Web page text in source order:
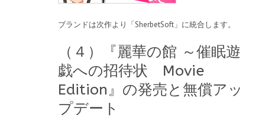
ブランドは次作より「SherbetSoft」に統合します。
（４）『麗華の館 ～催眠遊
戯への招待状 Movie
Edition』の発売と無償アッ
プデート